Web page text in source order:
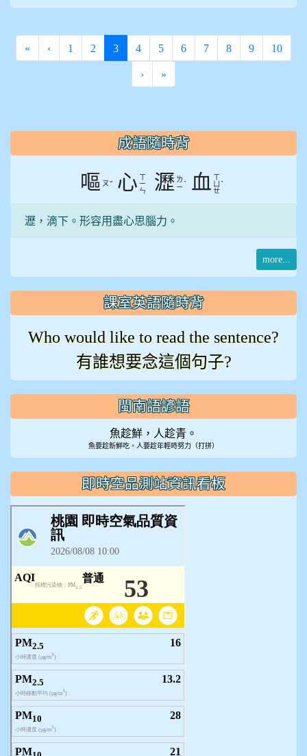
« ‹ 1 2 3(current)
4 5 6 7 8 9 10
› »
::: 成語隨時背
嘔 ㄡˇ 心 ㄒ
ㄧ
ㄣ
瀝 ㄌ
ㄧ ˋ 血
ㄒ
ㄝ
ˋ
瀝，滴下。形容用盡心思腦力。
more...
課室英語隨時背
Who would like to read the sentence?
有誰想要念這個句子?
閩南語諺語
魚趁鮮，人趁青。
魚要趁新鮮吃，人要趁年輕時努力（打拼）
即時空品測站資訊看板